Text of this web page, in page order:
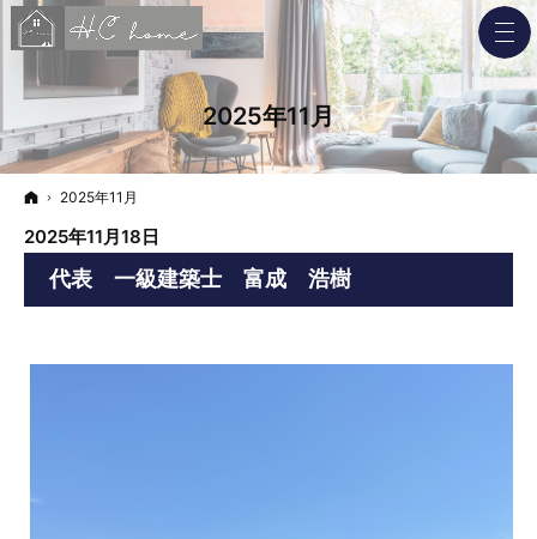
2025年11月
ホーム
2025年11月
2025年11月18日
代表 一級建築士 富成 浩樹